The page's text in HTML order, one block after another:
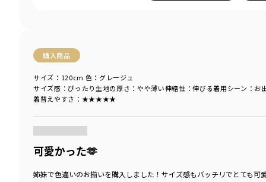
購入商品
サイズ感 ：ぴったり 生地の厚さ ：やや薄い伸縮性 ：伸びる着用シーン ：お
着替えやすさ ：★★★★★
サイズ：120cm 色：グレージュ
可愛かった🫶
姉妹で色違いのお揃いを購入しました！サイズ感もバッチリでとても可